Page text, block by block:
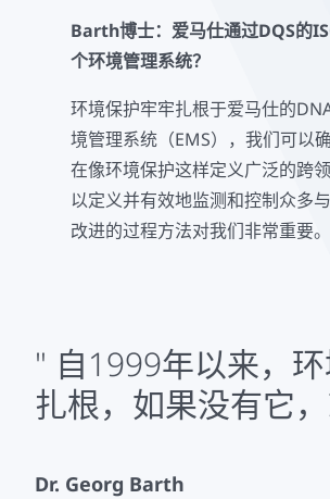
Barth博士：爱马仕通过DQS的
个环境管理系统？
环境保护牢牢扎根于爱马仕的
境管理系统（EMS），我们可以
在像环境保护这样定义广泛的跨
以定义并有效地监测和控制众多
改进的过程方法对我们非常重要。
自1999年以来，
扎根，如果没有它
Dr. Georg Barth